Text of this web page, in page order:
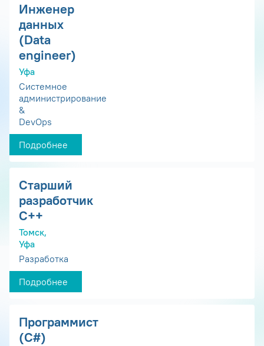
Инженер
данных
(Data
engineer)
Уфа
Системное
администрирование
&
DevOps
Подробнее
Старший
разработчик
С++
Томск,
Уфа
Разработка
Подробнее
Программист
(С#)